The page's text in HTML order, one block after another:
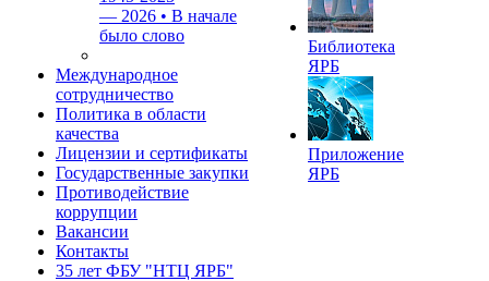
— 2026 • В начале
было слово
Международное
сотрудничество
Политика в области
качества
Лицензии и сертификаты
Государственные закупки
Противодействие
коррупции
Вакансии
Контакты
35 лет ФБУ "НТЦ ЯРБ"
Библиотека
ЯРБ
Приложение
ЯРБ